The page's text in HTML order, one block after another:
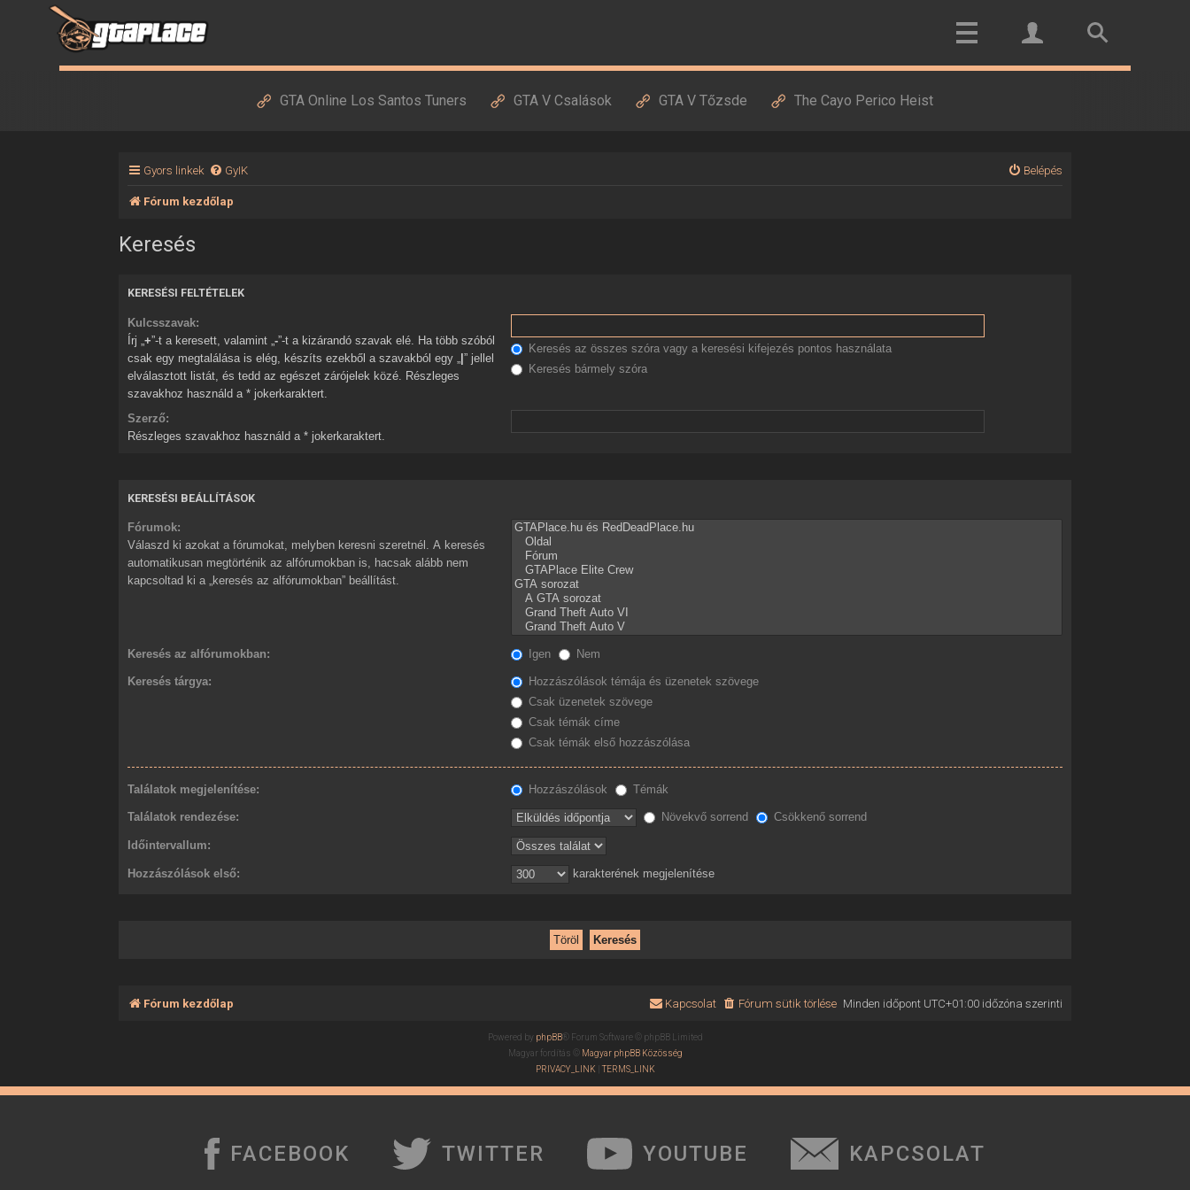
GTA Online Los Santos Tuners GTA V Csalások GTA V Tőzsde The Cayo Perico Heist
Gyors linkek GyIK Belépés
Fórum kezdőlap
Keresés
KERESÉSI FELTÉTELEK
Kulcsszavak:
Írj „+”-t a keresett, valamint „-”-t a kizárandó szavak elé. Ha több szóból
csak egy megtalálása is elég, készíts ezekből a szavakból egy „
|” jellel
elválasztott listát, és tedd az egészet zárójelek közé. Részleges
szavakhoz használd a * jokerkaraktert.
Keresés az összes szóra vagy a keresési kifejezés pontos használata
Keresés bármely szóra
Szerző:
Részleges szavakhoz használd a * jokerkaraktert.
KERESÉSI BEÁLLÍTÁSOK
Fórumok:
Válaszd ki azokat a fórumokat, melyben keresni szeretnél. A keresés
automatikusan megtörténik az alfórumokban is, hacsak alább nem
kapcsoltad ki a „keresés az alfórumokban” beállítást.
Keresés az alfórumokban: Igen Nem
Keresés tárgya:
Hozzászólások témája és üzenetek szövege
Csak üzenetek szövege
Csak témák címe
Csak témák első hozzászólása
Találatok megjelenítése: Hozzászólások Témák
Találatok rendezése: Növekvő sorrend Csökkenő sorrend
Időintervallum:
Hozzászólások első: karakterének megjelenítése
Fórum kezdőlap Minden időpont UTC+01:00időzóna szerinti
Fórum sütik törlése
Kapcsolat
Powered by phpBB® Forum Software © phpBB Limited
Magyar fordítás ©
Magyar phpBB Közösség
PRIVACY_LINK| TERMS_LINK
FACEBOOK TWITTER YOUTUBE KAPCSOLAT